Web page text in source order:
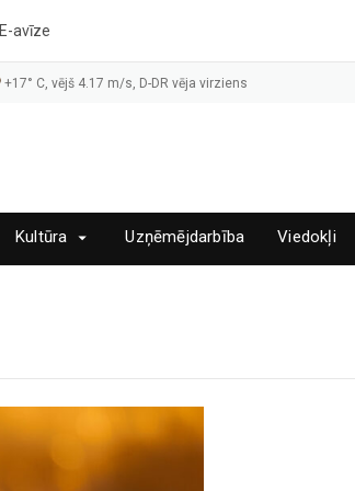
E-avīze
+17° C, vējš 4.17 m/s, D-DR vēja virziens
Kultūra Uzņēmējdarbība Viedokļi